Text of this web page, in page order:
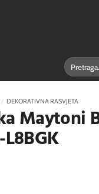
Pretraži:
/ DEKORATIVNA RASVJETA
Maytoni